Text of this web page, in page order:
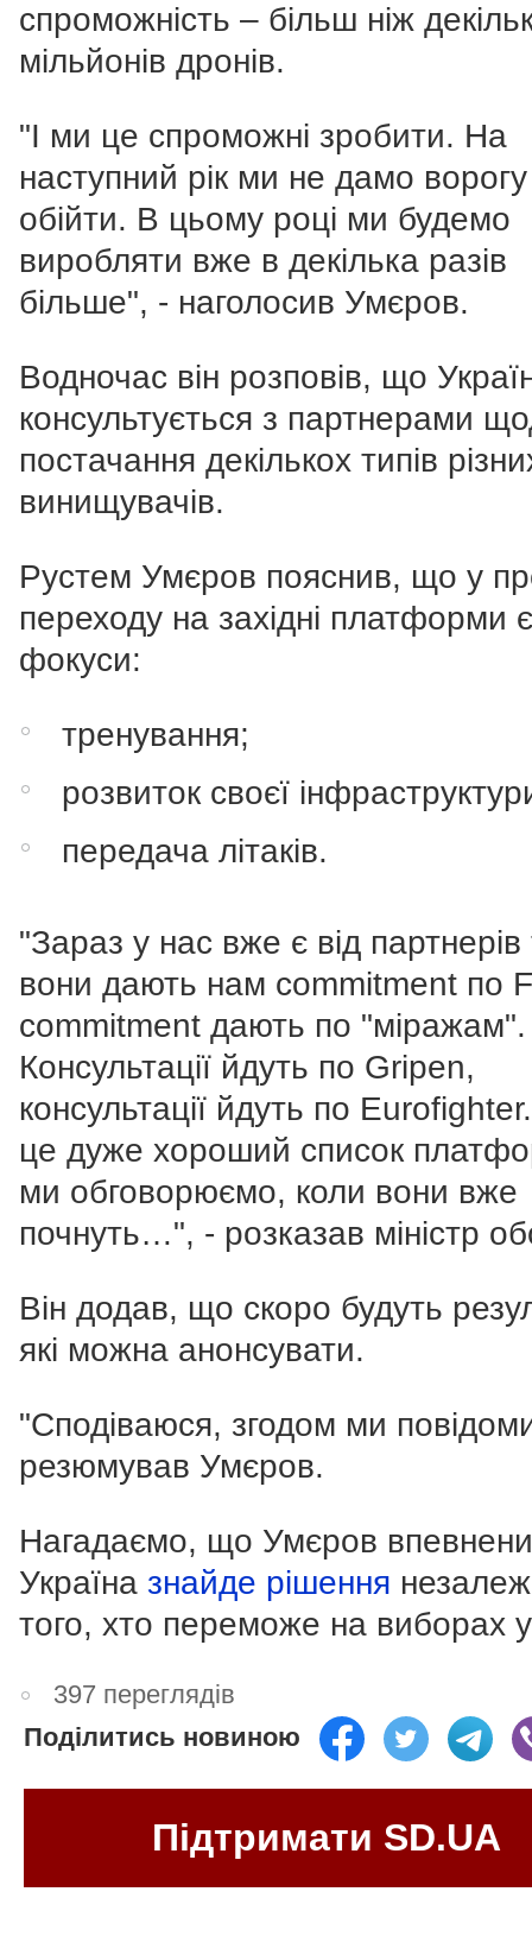
спроможність – більш ніж
мільйонів дронів.
"І ми це спроможні зробити. На
наступний рік ми не дамо
обійти. В цьому році ми будемо
виробляти вже в декілька разів
більше", - наголосив Умєров.
Водночас він розповів, що
консультується з партнерами
постачання декількох типів
винищувачів.
Рустем Умєров пояснив, що у
переходу на західні платформи
фокуси:
тренування;
розвиток своєї
передача літаків.
"Зараз у нас вже є від
вони дають нам commitment по
commitment дають по "міражам".
Консультації йдуть по Gripen,
консультації йдуть по
це дуже хороший список
ми обговорюємо, коли вони вже
почнуть…", - розказав міністр
Він додав, що скоро будуть
які можна анонсувати.
"Сподіваюся, згодом ми
резюмував Умєров.
Нагадаємо, що Умєров
Україна знайде рішення
того, хто переможе на
397 переглядів
Поділитись новиною
Підтримати SD.UA